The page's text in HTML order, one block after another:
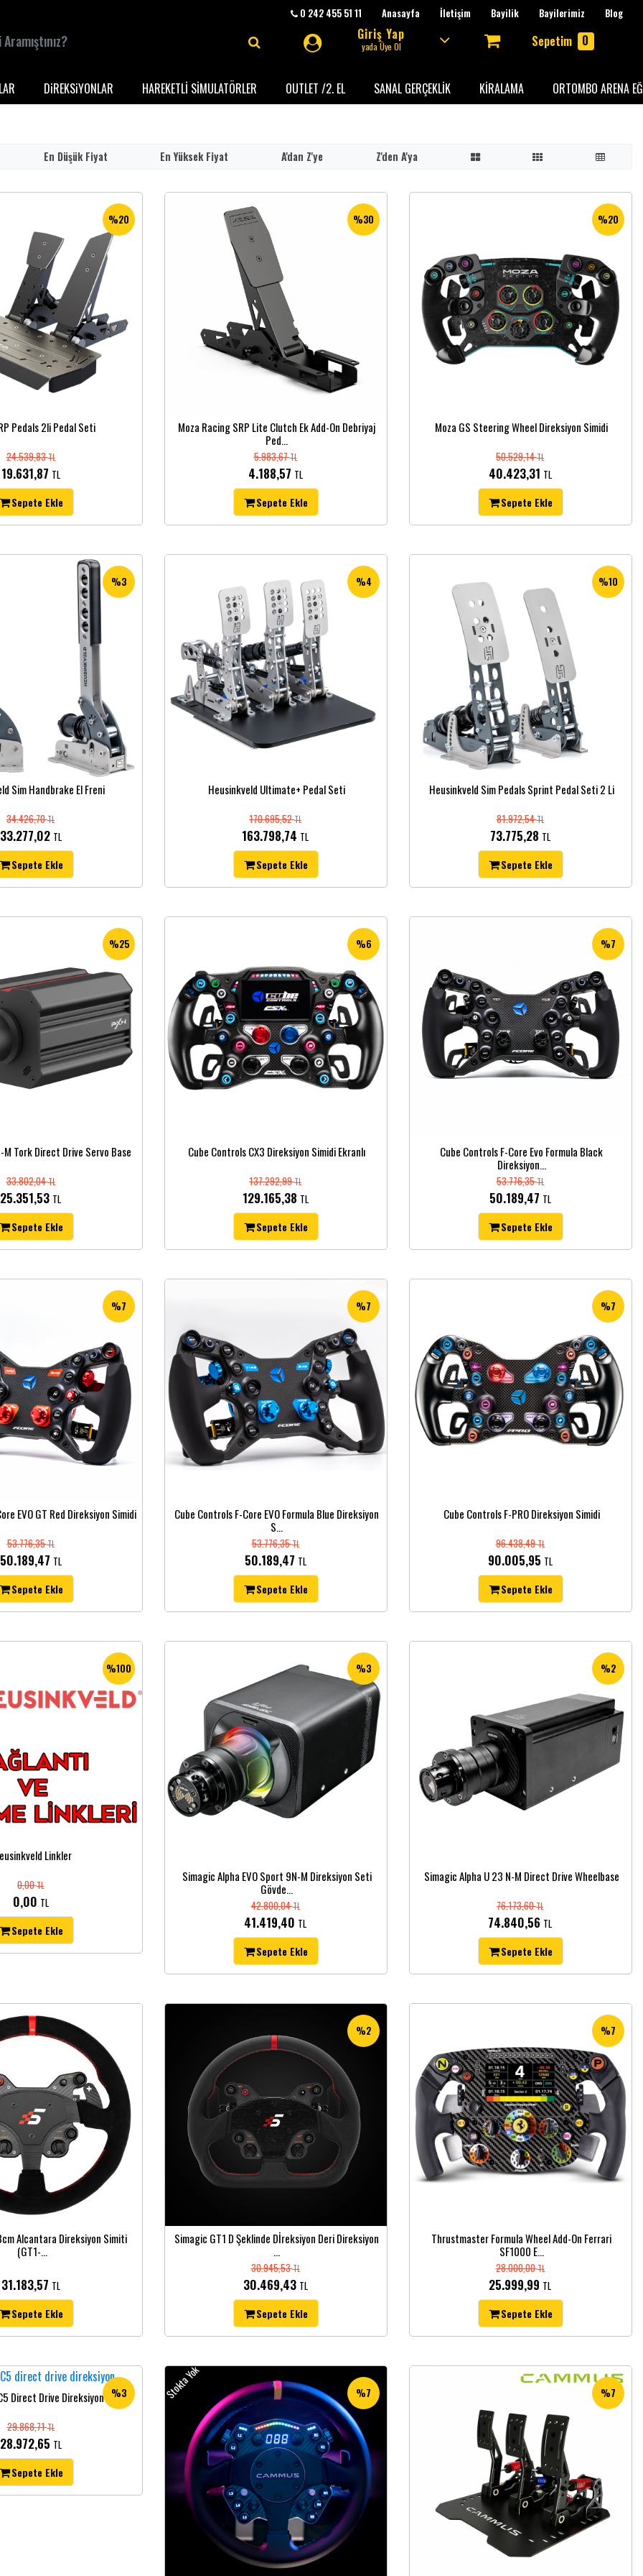
0 242 455 51 11 Anasayfa İletişim Bayilik Bayilerimiz Blog
Giriş Yap
yada Üye Ol Sepetim 0
DiREKSiYONLAR HAREKETLİ SİMULATÖRLER OUTLET /2. EL SANAL GERÇEKLİK KİRALAMA ORTOMBO ARENA
En Düşük Fiyat En Yüksek Fiyat A'dan Z'ye Z'den A'ya
%20
Pedals 2li Pedal Seti
24.539,83TL
19.631,87 TL
Sepete Ekle
%30
Moza Racing SRP Lite Clutch Ek Add-On Debriyaj
Ped...
5.983,67TL
4.188,57 TL
Sepete Ekle
%20
Moza GS Steering Wheel Direksiyon Simidi
50.529,14TL
40.423,31 TL
Sepete Ekle
%3
Sim Handbrake El Freni
34.426,70TL
33.277,02 TL
Sepete Ekle
%4
Heusinkveld Ultimate+ Pedal Seti
170.695,52TL
163.798,74 TL
Sepete Ekle
%10
Heusinkveld Sim Pedals Sprint Pedal Seti 2 Li
81.972,54TL
73.775,28 TL
Sepete Ekle
%25
M Tork Direct Drive Servo Base
33.802,04TL
25.351,53 TL
Sepete Ekle
%6
Cube Controls CX3 Direksiyon Simidi Ekranlı
137.292,99TL
129.165,38 TL
Sepete Ekle
%7
Cube Controls F-Core Evo Formula Black
Direksiyon...
53.776,35TL
50.189,47 TL
Sepete Ekle
%7
EVO GT Red Direksiyon Simidi
53.776,35TL
50.189,47 TL
Sepete Ekle
%7
Cube Controls F-Core EVO Formula Blue Direksiyon
S...
53.776,35TL
50.189,47 TL
Sepete Ekle
%7
Cube Controls F-PRO Direksiyon Simidi
96.438,49TL
90.005,95 TL
Sepete Ekle
%100
Linkler
0,00TL
0,00 TL
Sepete Ekle
%3
Simagic Alpha EVO Sport 9N-M Direksiyon Seti
Gövde...
42.800,04TL
41.419,40 TL
Sepete Ekle
%2
Simagic Alpha U 23 N-M Direct Drive Wheelbase
76.173,60TL
74.840,56 TL
Sepete Ekle
Alcantara Direksiyon Simiti
(GT1-...
31.183,57 TL
Sepete Ekle
%2
Simagic GT1 D Şeklinde Dİreksiyon Deri Direksiyon
...
30.945,53TL
30.469,43 TL
Sepete Ekle
%7
Thrustmaster Formula Wheel Add-On Ferrari
SF1000 E...
28.000,00TL
25.999,99 TL
Sepete Ekle
%3
Direct Drive Direksiyon
29.868,71TL
28.972,65 TL
Sepete Ekle
Stokta Yok %7 %7